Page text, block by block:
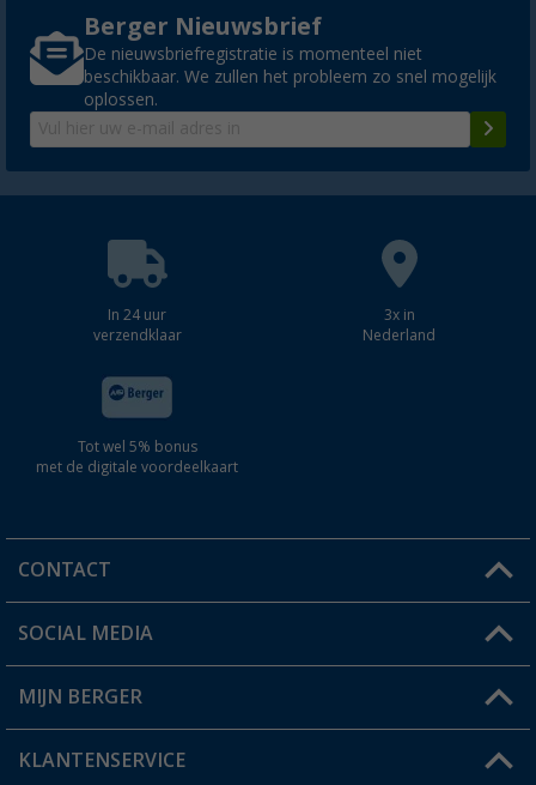
Berger Nieuwsbrief
De nieuwsbriefregistratie is momenteel niet
beschikbaar. We zullen het probleem zo snel mogelijk
oplossen.
In 24 uur
verzendklaar
3x in
Nederland
Tot wel 5% bonus
met de digitale voordeelkaart
CONTACT
Een vraag?
Winkel vinden
SOCIAL MEDIA
MIJN BERGER
Mijn account
KLANTENSERVICE